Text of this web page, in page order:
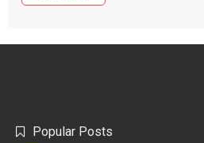
Popular Posts